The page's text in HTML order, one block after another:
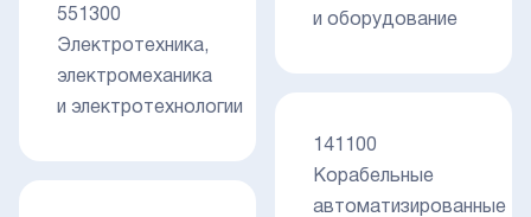
551300
Электротехника,
электромеханика
и электротехнологии
и оборудование
141100
Корабельные
автоматизированные